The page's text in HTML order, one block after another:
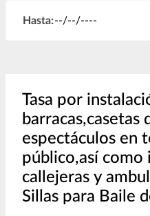
Hasta:
Tasa por
barracas,casetas
espectáculos en
público,así como
callejeras y
Sillas para Baile